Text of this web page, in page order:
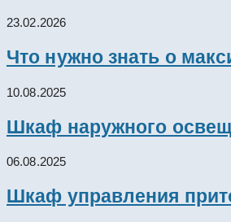
23.02.2026
Что нужно знать о
10.08.2025
Шкаф наружного
06.08.2025
Шкаф управления